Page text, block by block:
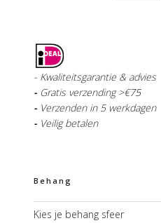
- Kwaliteitsgarantie & advies
- Gratis verzending >€75
- Verzenden in 5 werkdagen
- Veilig betalen
Behang
Kies je behang sfeer